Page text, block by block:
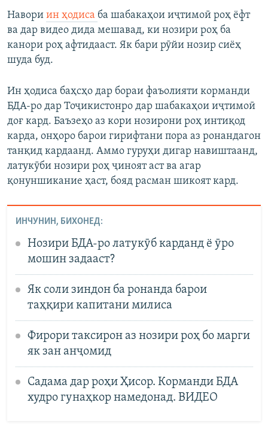
Навори ин ҳодиса ба шабакаҳои иҷтимоӣ роҳ ёфт
ва дар видео дида мешавад, ки нозири роҳ ба
канори роҳ афтидааст. Як бари рӯйи нозир сиёҳ
шуда буд.
Ин ҳодиса баҳсҳо дар бораи фаъолияти корманди
БДА-ро дар Тоҷикистонро дар шабакаҳои иҷтимоӣ
доғ кард. Баъзеҳо аз кори нозирони роҳ интиқод
карда, онҳоро барои гирифтани пора аз ронандагон
танқид кардаанд. Аммо гуруҳи дигар навиштаанд,
латукӯби нозири роҳ ҷиноят аст ва агар
қонуншикание ҳаст, бояд расман шикоят кард.
ИНЧУНИН, БИХОНЕД:
Нозири БДА-ро латукӯб карданд ё ӯро
мошин задааст?
Як соли зиндон ба ронанда барои
таҳқири капитани милиса
Фирори таксирон аз нозири роҳ бо марги
як зан анҷомид
Садама дар роҳи Ҳисор. Корманди БДА
худро гунаҳкор намедонад. ВИДЕО